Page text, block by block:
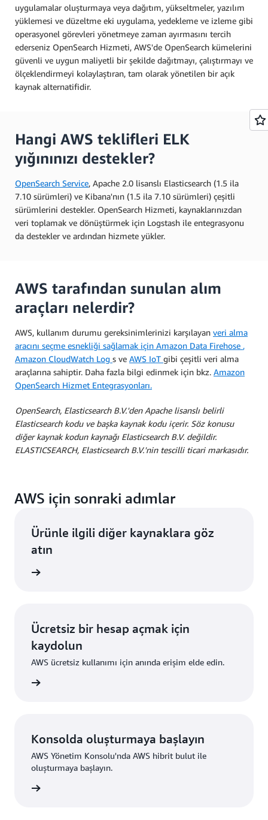
uygulamalar oluşturmaya veya dağıtım, yükseltmeler, yazılım
yüklemesi ve düzeltme eki uygulama, yedekleme ve izleme gibi
operasyonel görevleri yönetmeye zaman ayırmasını tercih
ederseniz OpenSearch Hizmeti, AWS'de OpenSearch kümelerini
güvenli ve uygun maliyetli bir şekilde dağıtmayı, çalıştırmayı ve
ölçeklendirmeyi kolaylaştıran, tam olarak yönetilen bir açık
kaynak alternatifidir.
Hangi AWS teklifleri ELK
yığınınızı destekler?
OpenSearch Service, Apache 2.0 lisanslı Elasticsearch (1.5 ila
7.10 sürümleri) ve Kibana'nın (1.5 ila 7.10 sürümleri) çeşitli
sürümlerini destekler. OpenSearch Hizmeti, kaynaklarınızdan
veri toplamak ve dönüştürmek için Logstash ile entegrasyonu
da destekler ve ardından hizmete yükler.
AWS tarafından sunulan alım
araçları nelerdir?
AWS, kullanım durumu gereksinimlerinizi karşılayan veri alma
aracını seçme esnekliği sağlamak için Amazon Data Firehose ,
Amazon CloudWatch Log s ve AWS IoT gibi çeşitli veri alma
araçlarına sahiptir. Daha fazla bilgi edinmek için bkz. Amazon
OpenSearch Hizmet Entegrasyonları.
OpenSearch, Elasticsearch B.V.'den Apache lisanslı belirli
Elasticsearch kodu ve başka kaynak kodu içerir. Söz konusu
diğer kaynak kodun kaynağı Elasticsearch B.V. değildir.
ELASTICSEARCH, Elasticsearch B.V.'nin tescilli ticari markasıdır.
AWS için sonraki adımlar
Ürünle ilgili diğer kaynaklara göz
atın
Ücretsiz bir hesap açmak için
kaydolun
AWS ücretsiz kullanımı için anında erişim elde edin.
Konsolda oluşturmaya başlayın
AWS Yönetim Konsolu'nda AWS hibrit bulut ile
oluşturmaya başlayın.